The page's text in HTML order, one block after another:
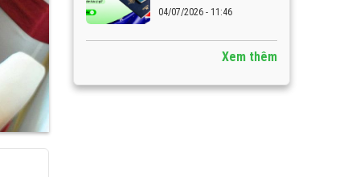
04/07/2026 - 11:46
Xem thêm